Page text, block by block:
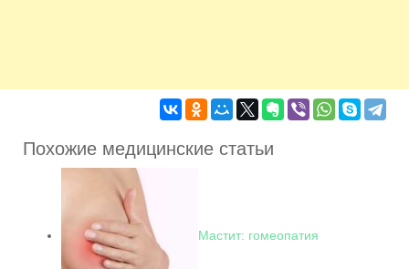
Похожие медицинские статьи
Мастит: гомеопатия